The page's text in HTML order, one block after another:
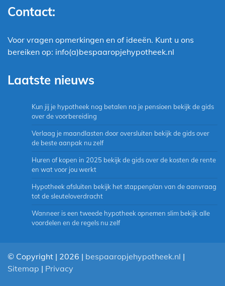
Contact:
Voor vragen opmerkingen en of ideeën. Kunt u ons
bereiken op: info(a)bespaaropjehypotheek.nl
Laatste nieuws
Kun jij je hypotheek nog betalen na je pensioen bekijk de gids
over de voorbereiding
Verlaag je maandlasten door oversluiten bekijk de gids over
de beste aanpak nu zelf
Huren of kopen in 2025 bekijk de gids over de kosten de rente
en wat voor jou werkt
Hypotheek afsluiten bekijk het stappenplan van de aanvraag
tot de sleuteloverdracht
Wanneer is een tweede hypotheek opnemen slim bekijk alle
voordelen en de regels nu zelf
© Copyright | 2026 | bespaaropjehypotheek.nl |
Sitemap | Privacy